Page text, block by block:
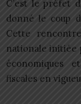
C’est le préfet
donné le coup
Cette
nationale initiée
économiques
fiscales en